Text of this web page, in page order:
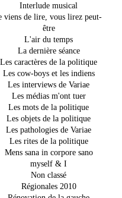
Interlude musical
viens de lire, vous lirez peut-
être
L'air du temps
La dernière séance
Les caractères de la politique
Les cow-boys et les indiens
Les interviews de Variae
Les médias m'ont tuer
Les mots de la politique
Les objets de la politique
Les pathologies de Variae
Les rites de la politique
Mens sana in corpore sano
myself & I
Non classé
Régionales 2010